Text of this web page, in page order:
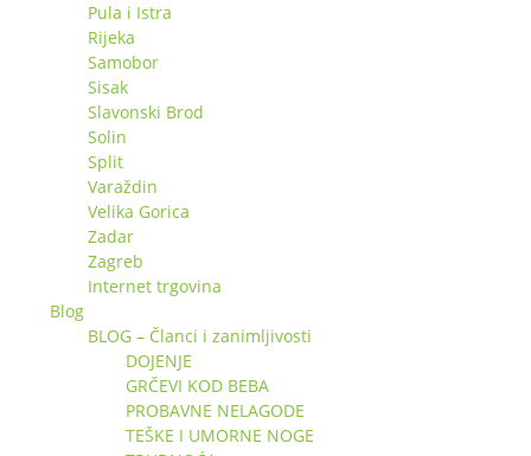
Pula i Istra
Rijeka
Samobor
Sisak
Slavonski Brod
Solin
Split
Varaždin
Velika Gorica
Zadar
Zagreb
Internet trgovina
Blog
BLOG – Članci i zanimljivosti
DOJENJE
GRČEVI KOD BEBA
PROBAVNE NELAGODE
TEŠKE I UMORNE NOGE